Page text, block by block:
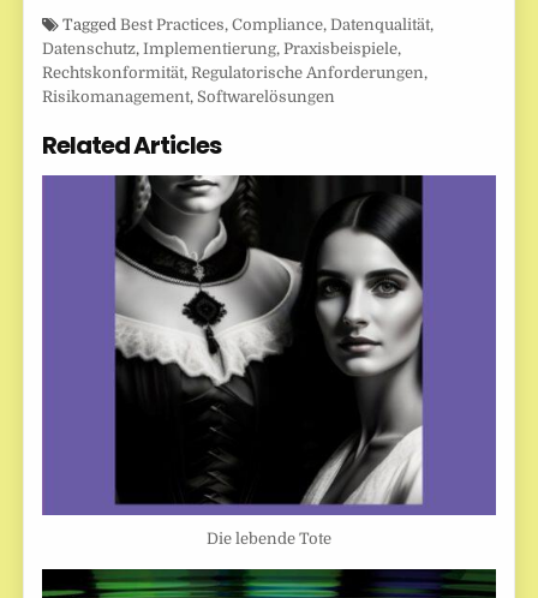
TaggedBest Practices,Compliance,Datenqualität,
Datenschutz,Implementierung,Praxisbeispiele,
Rechtskonformität,Regulatorische Anforderungen,
Risikomanagement, Softwarelösungen
Related Articles
Die lebende Tote